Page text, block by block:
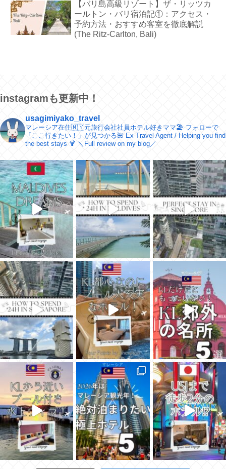
【バリ島高級リゾート】ザ・リッツカ
ールトン・バリ宿泊記①：アクセス・
予約方法・おすすめ客室を徹底解説
(The Ritz-Carlton, Bali)
instagramも更新中！
usagimiyako_travel
マレーシア在住🇲🇾元旅行会社社員ホテル好きママ🏖 フォローで
「ここ行きたい！」が見つかる🌺 Ex-Travel Agent / Helping you find
the best stays 🍹 ＼​Full review on my blog／